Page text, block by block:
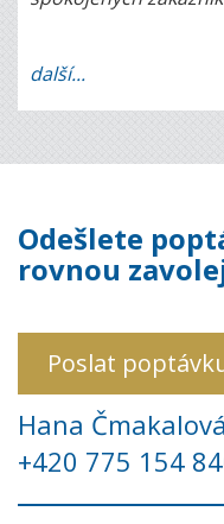
další...
Odešlete
rovnou
Poslat
Hana Čmakalová
+420 775 154